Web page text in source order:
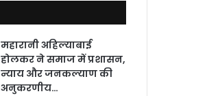
महारानी अहिल्याबाई
होलकर ने समाज में प्रशासन,
न्याय और जनकल्याण की
अनुकरणीय…